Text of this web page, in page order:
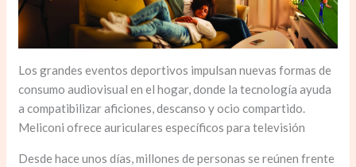
Los grandes eventos deportivos impulsan nuevas formas de
consumo audiovisual en el hogar, donde la tecnología ayuda
a compatibilizar aficiones, descanso y ocio compartido.
Meliconi ofrece auriculares específicos para televisión
Desde hace unos días, millones de personas se reúnen frente